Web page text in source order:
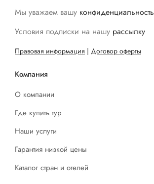
Мы уважаем вашу конфиденциальность
Условия подписки на нашу рассылку
Правовая информация | Договор оферты
Компания
О компании
Где купить тур
Наши услуги
Гарантия низкой цены
Каталог стран и отелей